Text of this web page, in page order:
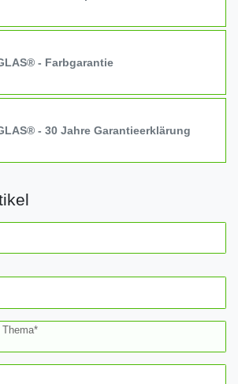
- Farbgarantie
- 30 Jahre Garantieerklärung